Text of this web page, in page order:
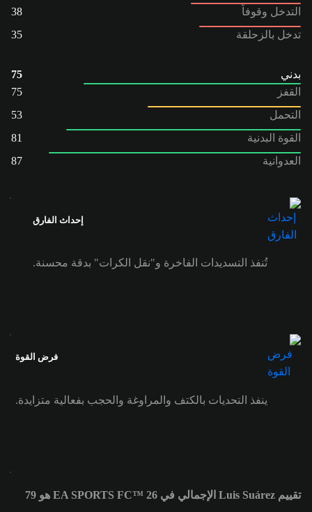
التدخل وقوفاً
38
تدخل بالزحلقة
35
بدني
75
القفز
75
التحمل
53
القوة البدنية
81
العدوانية
87
إحداث الفارق
تُنفذ التسديدات الفاخرة و"نقل الكرات" بدقة محسنة.
فرض القوة
ينفذ التحديات بالكتف والمراوغة والحجب بفعالية متزايدة.
تقييم Luis Suárez الإجمالي في EA SPORTS FC™ 26 هو 79